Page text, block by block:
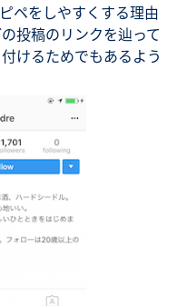
ペをしやすくする理由
投稿のリンクを辿って
けるためでもあるよう